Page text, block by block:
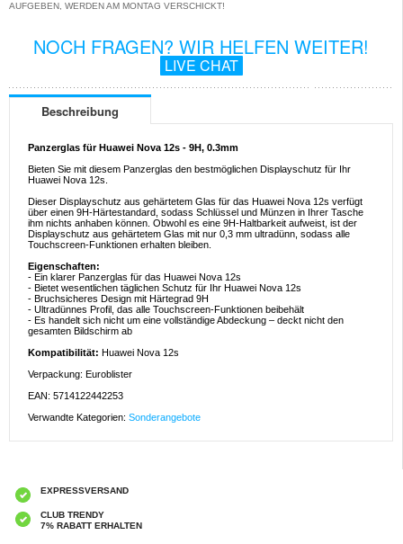
AUFGEBEN, WERDEN AM MONTAG VERSCHICKT!
NOCH FRAGEN? WIR HELFEN WEITER!
LIVE CHAT
Beschreibung
Panzerglas für Huawei Nova 12s - 9H, 0.3mm
Bieten Sie mit diesem Panzerglas den bestmöglichen Displayschutz für Ihr
Huawei Nova 12s.
Dieser Displayschutz aus gehärtetem Glas für das Huawei Nova 12s verfügt
über einen 9H-Härtestandard, sodass Schlüssel und Münzen in Ihrer Tasche
ihm nichts anhaben können. Obwohl es eine 9H-Haltbarkeit aufweist, ist der
Displayschutz aus gehärtetem Glas mit nur 0,3 mm ultradünn, sodass alle
Touchscreen-Funktionen erhalten bleiben.
Eigenschaften:
- Ein klarer Panzerglas für das Huawei Nova 12s
- Bietet wesentlichen täglichen Schutz für Ihr Huawei Nova 12s
- Bruchsicheres Design mit Härtegrad 9H
- Ultradünnes Profil, das alle Touchscreen-Funktionen beibehält
- Es handelt sich nicht um eine vollständige Abdeckung – deckt nicht den
gesamten Bildschirm ab
Kompatibilität: Huawei Nova 12s
Verpackung: Euroblister
EAN: 5714122442253
Verwandte Kategorien: Sonderangebote
EXPRESSVERSAND
CLUB TRENDY
7% RABATT ERHALTEN